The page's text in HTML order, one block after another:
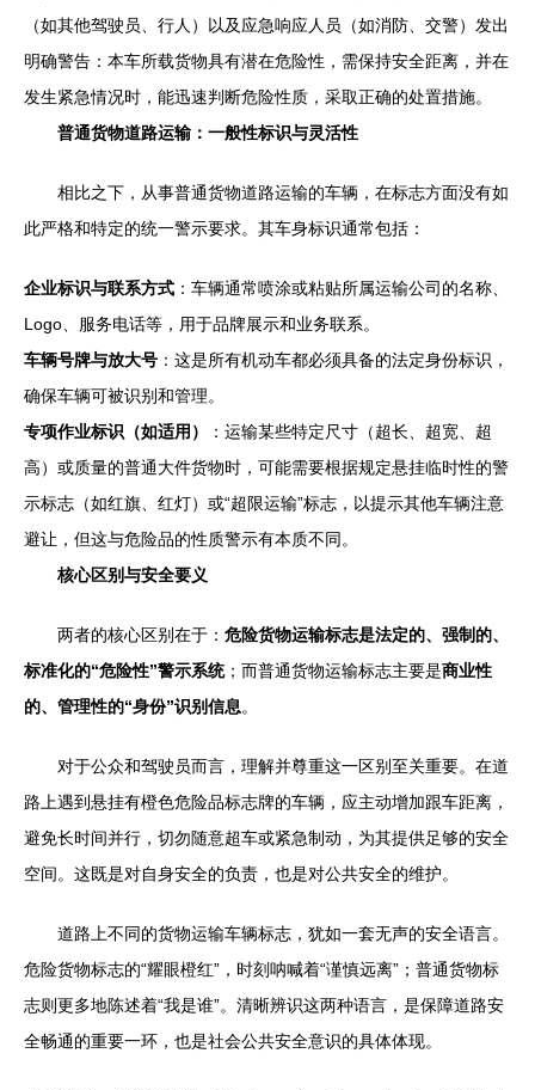
（如其他驾驶员、行人）以及应急响应人员（如消防、交警）发出
明确警告：本车所载货物具有潜在危险性，需保持安全距离，并在
发生紧急情况时，能迅速判断危险性质，采取正确的处置措施。
普通货物道路运输：一般性标识与灵活性
相比之下，从事普通货物道路运输的车辆，在标志方面没有如
此严格和特定的统一警示要求。其车身标识通常包括：
企业标识与联系方式 ：车辆通常喷涂或粘贴所属运输公司的名称、
Logo、服务电话等，用于品牌展示和业务联系。
车辆号牌与放大号 ：这是所有机动车都必须具备的法定身份标识，
确保车辆可被识别和管理。
专项作业标识（如适用）
：运输某些特定尺寸（超长、超宽、超
高）或质量的普通大件货物时，可能需要根据规定悬挂临时性的警
示标志（如红旗、红灯）或“超限运输”标志，以提示其他车辆注意
避让，但这与危险品的性质警示有本质不同。
核心区别与安全要义
两者的核心区别在于： 危险货物运输标志是法定的、强制的、
标准化的“危险性”警示系统；而普通货物运输标志主要是商业性
的、管理性的“身份”识别信息。
对于公众和驾驶员而言，理解并尊重这一区别至关重要。在道
路上遇到悬挂有橙色危险品标志牌的车辆，应主动增加跟车距离，
避免长时间并行，切勿随意超车或紧急制动，为其提供足够的安全
空间。这既是对自身安全的负责，也是对公共安全的维护。
道路上不同的货物运输车辆标志，犹如一套无声的安全语言。
危险货物标志的“耀眼橙红”，时刻呐喊着“谨慎远离”；普通货物标
志则更多地陈述着“我是谁”。清晰辨识这两种语言，是保障道路安
全畅通的重要一环，也是社会公共安全意识的具体体现。